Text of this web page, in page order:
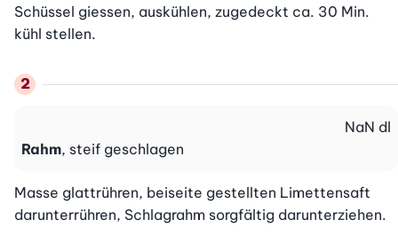
Schüssel giessen, auskühlen, zugedeckt ca. 30 Min.
kühl stellen.
Rahm, steif geschlagen
NaN dl
Masse glattrühren, beiseite gestellten Limettensaft
darunterrühren, Schlagrahm sorgfältig darunterziehen.